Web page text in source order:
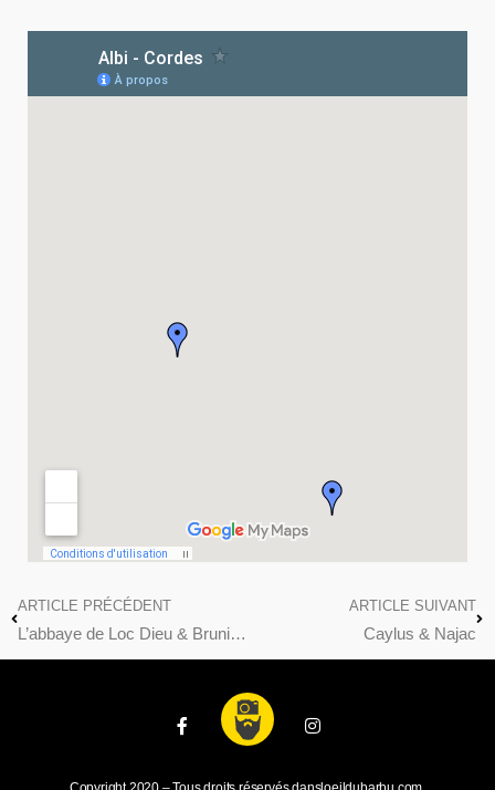
ARTICLE PRÉCÉDENT
L’abbaye de Loc Dieu & Bruniquel
ARTICLE SUIVANT
Caylus & Najac